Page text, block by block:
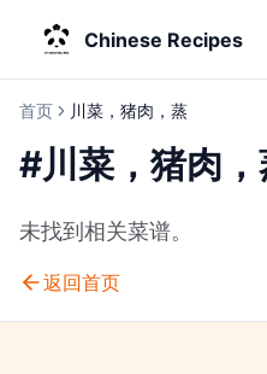
Chinese Recipes
首页 川菜，猪肉，蒸
#川菜，猪肉
未找到相关菜谱。
返回首页